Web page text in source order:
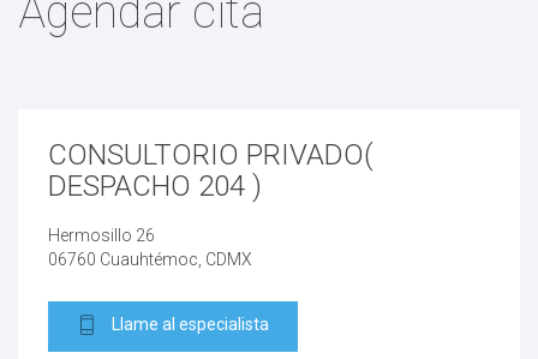
ovario poliquistico
Prolapso uterino
Agendar cita
CONSULTORIO PRIVADO(
DESPACHO 204 )
Hermosillo 26
06760 Cuauhtémoc, CDMX
Llame al especialista